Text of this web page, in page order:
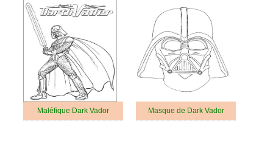
Maléfique Dark Vador Masque de Dark Vador